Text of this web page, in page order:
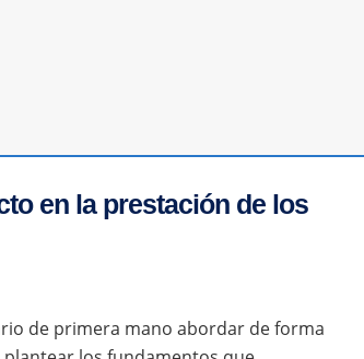
en la prestación de los
de primera mano abordar de forma